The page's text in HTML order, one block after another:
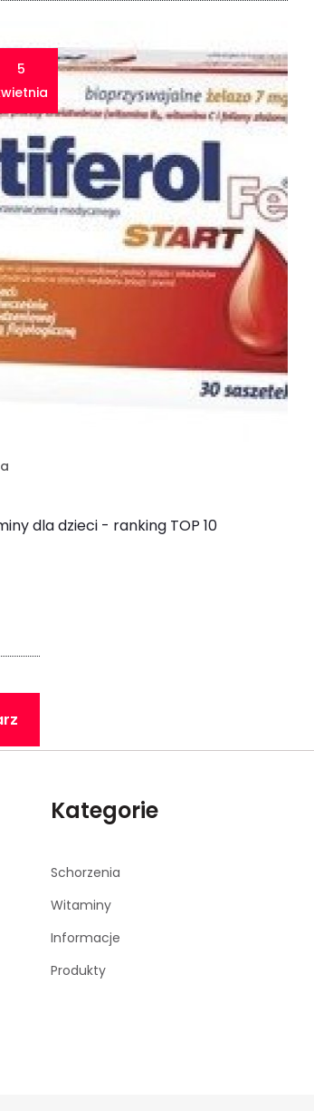
5
dla dzieci - ranking TOP 10
Kategorie
Schorzenia
Witaminy
Informacje
Produkty